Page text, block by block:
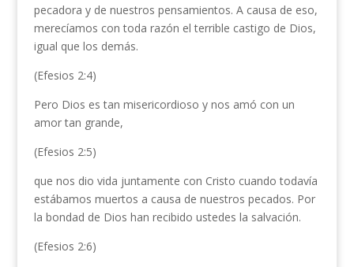
pecadora y de nuestros pensamientos. A causa de eso,
merecíamos con toda razón el terrible castigo de Dios,
igual que los demás.
(Efesios 2:4)
Pero Dios es tan misericordioso y nos amó con un
amor tan grande,
(Efesios 2:5)
que nos dio vida juntamente con Cristo cuando todavía
estábamos muertos a causa de nuestros pecados. Por
la bondad de Dios han recibido ustedes la salvación.
(Efesios 2:6)